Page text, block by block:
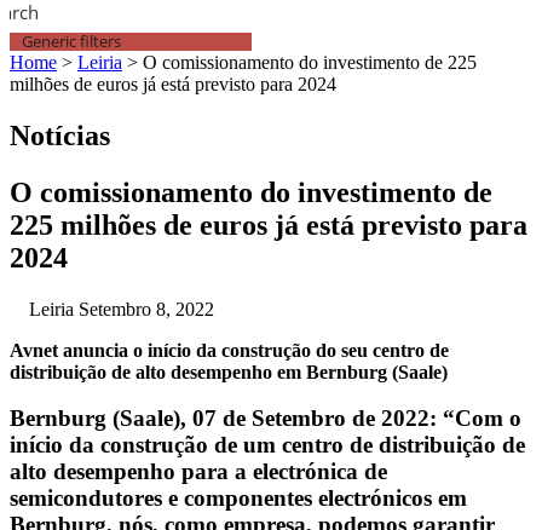
Generic filters
Home > Leiria > O comissionamento do investimento de 225
milhões de euros já está previsto para 2024
Notícias
O comissionamento do investimento de
225 milhões de euros já está previsto para
2024
Leiria Setembro 8, 2022
Avnet anuncia o início da construção do seu centro de
distribuição de alto desempenho em Bernburg (Saale)
Bernburg (Saale), 07 de Setembro de 2022: “Com o
início da construção de um centro de distribuição de
alto desempenho para a electrónica de
semicondutores e componentes electrónicos em